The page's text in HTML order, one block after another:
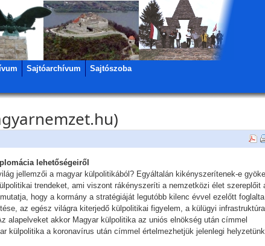
Sajtóarchívum
Sajtószoba
lehetőségeiről
jellemzői a magyar külpolitikából? Egyáltalán kikényszerítenek-e
trendeket, ami viszont rákényszeríti a nemzetközi élet szereplőit
hogy a kormány a stratégiáját legutóbb kilenc évvel ezelőtt foglalta
az egész világra kiterjedő külpolitikai figyelem, a külügyi infrastruktúra
akkor Magyar külpolitika az uniós elnökség után címmel
külpolitika a koronavírus után címmel értelmezhetjük jelenlegi